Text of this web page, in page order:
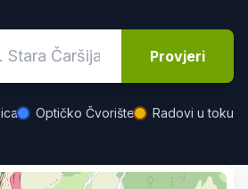
Provjeri
Optičko Čvorište Radovi u toku